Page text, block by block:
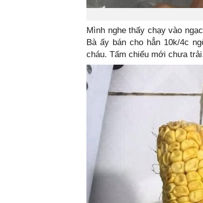
Mình nghe thấy chạy vào
Bà ấy bán cho hẳn 10k/4c
cháu. Tấm chiếu mới chưa